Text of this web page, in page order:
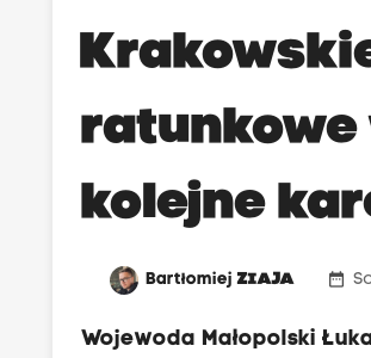
ratunkowe
kolejne
BartłomiejZIAJA date_range
Wojewoda Małopolski